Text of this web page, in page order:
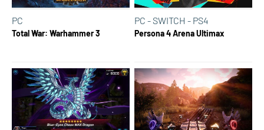
PC
Total War: Warhammer 3
PC - SWITCH - PS4
Persona 4 Arena Ultimax